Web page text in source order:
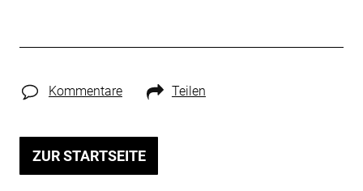
Kommentare Teilen
ZUR STARTSEITE